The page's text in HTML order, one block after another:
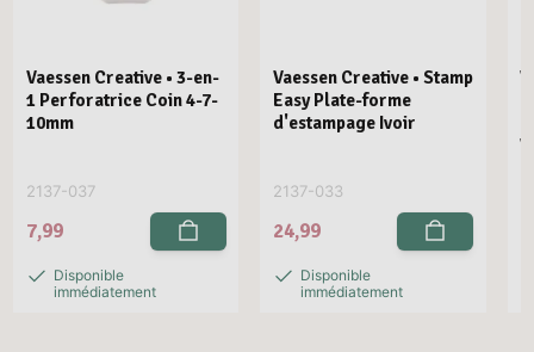
Vaessen Creative • 3-en-
1 Perforatrice Coin 4-7-
10mm
2137-037
7,99
Disponible
immédiatement
Vaessen Creative • Stamp
Easy Plate-forme
d'estampage Ivoir
2137-033
24,99
Disponible
immédiatement